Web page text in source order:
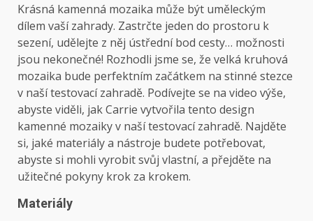
Krásná kamenná mozaika může být uměleckým
dílem vaší zahrady. Zastrčte jeden do prostoru k
sezení, udělejte z něj ústřední bod cesty… možnosti
jsou nekonečné! Rozhodli jsme se, že velká kruhová
mozaika bude perfektním začátkem na stinné stezce
v naší testovací zahradě. Podívejte se na video výše,
abyste viděli, jak Carrie vytvořila tento design
kamenné mozaiky v naší testovací zahradě. Najděte
si, jaké materiály a nástroje budete potřebovat,
abyste si mohli vyrobit svůj vlastní, a přejděte na
užitečné pokyny krok za krokem.
Materiály